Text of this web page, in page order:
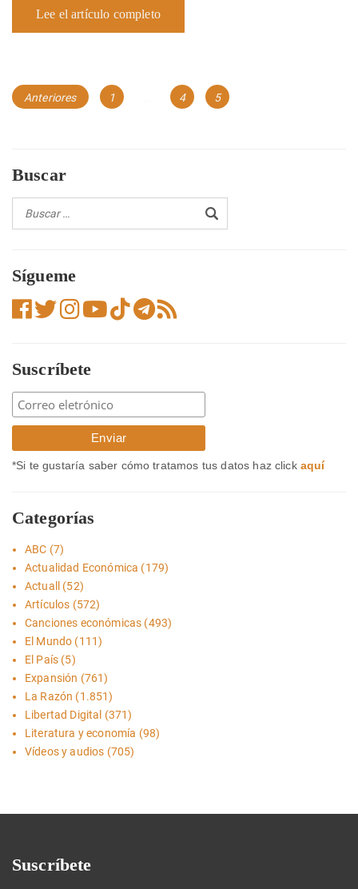
Lee el artículo completo
Navegación
entradas
Anteriores Página
1 Página
4 Página
5
Buscar
Sígueme
Suscríbete
*Si te gustaría saber cómo tratamos tus datos haz click aquí
Categorías
ABC (7)
Actualidad Económica (179)
Actuall
(52)
Artículos (572)
Canciones económicas (493)
El Mundo (111)
El País (5)
Expansión (761)
La Razón (1.851)
Libertad Digital (371)
Literatura y economía (98)
Vídeos y audios (705)
Suscríbete